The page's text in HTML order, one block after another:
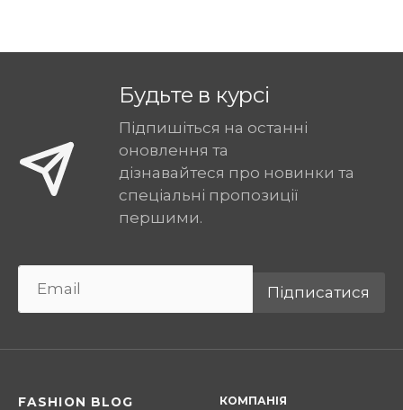
Будьте в курсі
Підпишіться на останні
оновлення та
дізнавайтеся про новинки та
спеціальні пропозиції
першими.
Підписатися
FASHION BLOG КОМПАНІЯ